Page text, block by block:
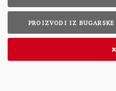
PROIZVODI IZ BUGARSKE